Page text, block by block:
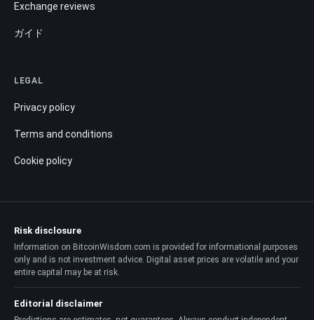
Exchange reviews
ガイド
LEGAL
Privacy policy
Terms and conditions
Cookie policy
Risk disclosure
Information on BitcoinWisdom.com is provided for informational purposes
only and is not investment advice. Digital asset prices are volatile and your
entire capital may be at risk.
Editorial disclaimer